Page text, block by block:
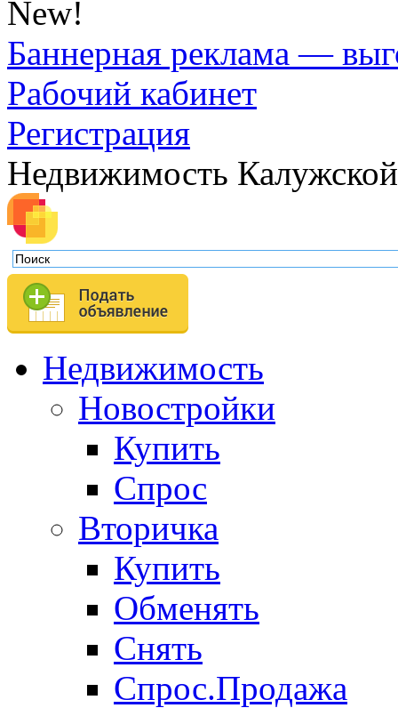
New!
Баннерная реклама —
Рабочий кабинет
Регистрация
Недвижимость
Недвижимость
Новостройки
Купить
Спрос
Вторичка
Купить
Обменять
Снять
Спрос.Продажа